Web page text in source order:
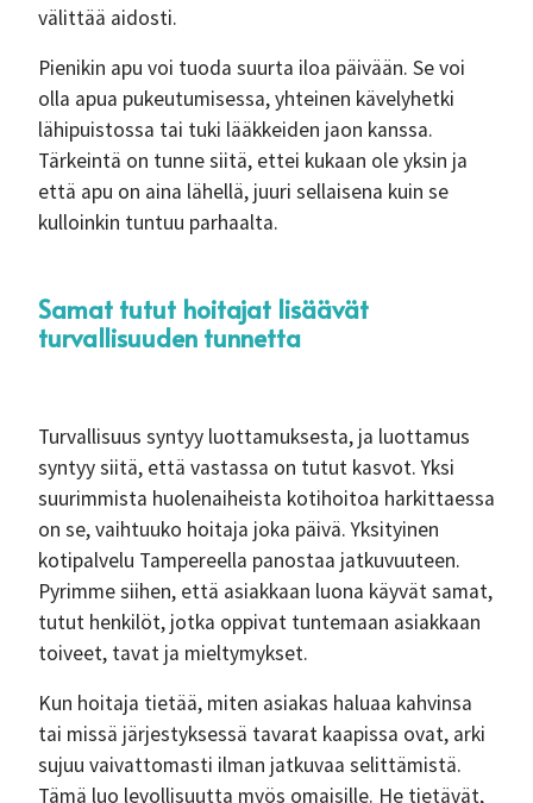
välittää aidosti.
Pienikin apu voi tuoda suurta iloa päivään. Se voi
olla apua pukeutumisessa, yhteinen kävelyhetki
lähipuistossa tai tuki lääkkeiden jaon kanssa.
Tärkeintä on tunne siitä, ettei kukaan ole yksin ja
että apu on aina lähellä, juuri sellaisena kuin se
kulloinkin tuntuu parhaalta.
Samat tutut hoitajat lisäävät
turvallisuuden tunnetta
Turvallisuus syntyy luottamuksesta, ja luottamus
syntyy siitä, että vastassa on tutut kasvot. Yksi
suurimmista huolenaiheista kotihoitoa harkittaessa
on se, vaihtuuko hoitaja joka päivä. Yksityinen
kotipalvelu Tampereella panostaa jatkuvuuteen.
Pyrimme siihen, että asiakkaan luona käyvät samat,
tutut henkilöt, jotka oppivat tuntemaan asiakkaan
toiveet, tavat ja mieltymykset.
Kun hoitaja tietää, miten asiakas haluaa kahvinsa
tai missä järjestyksessä tavarat kaapissa ovat, arki
sujuu vaivattomasti ilman jatkuvaa selittämistä.
Tämä luo levollisuutta myös omaisille. He tietävät,